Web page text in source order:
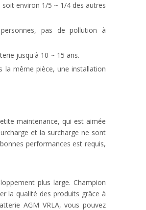
environ 1/5 ~ 1/4 des autres
pas de pollution à
jusqu'à 10 ~ 15 ans.
la même pièce, une installation
maintenance, qui est aimée
et la surcharge ne sont
performances est requis,
plus large. Champion
la qualité des produits grâce à
AGM VRLA, vous pouvez